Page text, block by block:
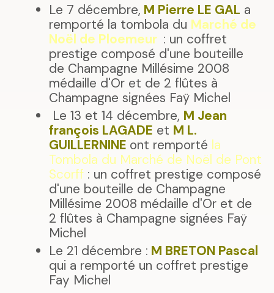
Le 7 décembre, M Pierre LE GAL a
remporté la tombola du Marché de
Noël de Ploemeur : un coffret
prestige composé d'une bouteille
de Champagne Millésime 2008
médaille d'Or et de 2 flûtes à
Champagne signées Faÿ Michel
Le 13 et 14 décembre, M Jean
françois LAGADE et M L.
GUILLERNINE ont remporté la
Tombola du Marché de Noël de Pont
Scorff : un coffret prestige composé
d'une bouteille de Champagne
Millésime 2008 médaille d'Or et de
2 flûtes à Champagne signées Faÿ
Michel
Le 21 décembre : M BRETON Pascal
qui a remporté un coffret prestige
Fay Michel